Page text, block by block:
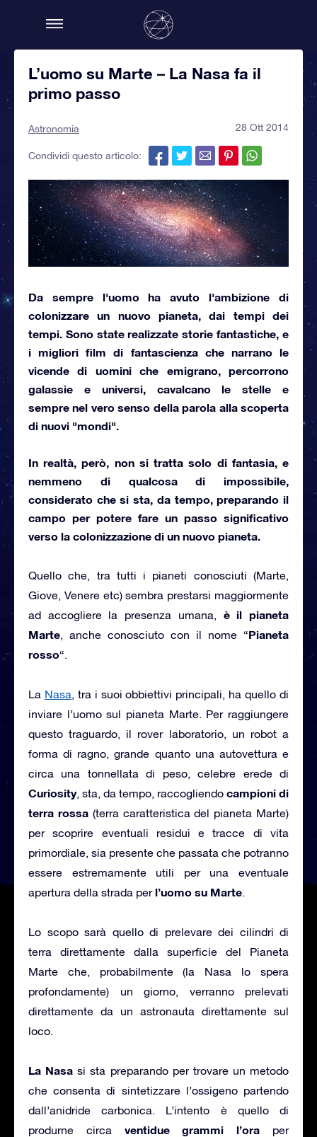
L’uomo su Marte – La Nasa fa il
primo passo
Astronomia 28 Ott 2014
Condividi questo articolo:
Da sempre l'uomo ha avuto l'ambizione di
colonizzare un nuovo pianeta, dai tempi dei
tempi. Sono state realizzate storie fantastiche, e
i migliori film di fantascienza che narrano le
vicende di uomini che emigrano, percorrono
galassie e universi, cavalcano le stelle e
sempre nel vero senso della parola alla scoperta
di nuovi "mondi".
In realtà, però, non si tratta solo di fantasia, e
nemmeno di qualcosa di impossibile,
considerato che si sta, da tempo, preparando il
campo per potere fare un passo significativo
verso la colonizzazione di un nuovo pianeta.
Quello che, tra tutti i pianeti conosciuti (Marte,
Giove, Venere etc) sembra prestarsi maggiormente
ad accogliere la presenza umana, è il pianeta
Marte, anche conosciuto con il nome “Pianeta
rosso“.
La Nasa, tra i suoi obbiettivi principali, ha quello di
inviare l’uomo sul pianeta Marte. Per raggiungere
questo traguardo, il rover laboratorio, un robot a
forma di ragno, grande quanto una autovettura e
circa una tonnellata di peso, celebre erede di
Curiosity, sta, da tempo, raccogliendo campioni di
terra rossa(terra caratteristica del pianeta Marte)
per scoprire eventuali residui e tracce di vita
primordiale, sia presente che passata che potranno
essere estremamente utili per una eventuale
apertura della strada per l’uomo su Marte.
Lo scopo sarà quello di prelevare dei cilindri di
terra direttamente dalla superficie del Pianeta
Marte che, probabilmente (la Nasa lo spera
profondamente) un giorno, verranno prelevati
direttamente da un astronauta direttamente sul
loco.
La Nasa si sta preparando per trovare un metodo
che consenta di sintetizzare l’ossigeno partendo
dall’anidride carbonica. L’intento è quello di
produrne circa ventidue grammi l’ora per